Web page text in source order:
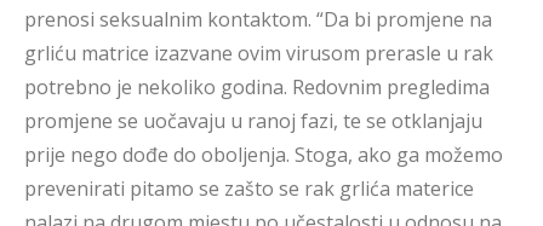
prenosi seksualnim kontaktom. “Da bi promjene na
grliću matrice izazvane ovim virusom prerasle u rak
potrebno je nekoliko godina. Redovnim pregledima
promjene se uočavaju u ranoj fazi, te se otklanjaju
prije nego dođe do oboljenja. Stoga, ako ga možemo
prevenirati pitamo se zašto se rak grlića materice